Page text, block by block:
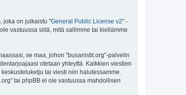
joka on julkaistu "General Public License v2" -
vastuussa siitä, mitä sallimme tai kiellämme
se maa, johon "busanistit.org"-palvelin
otetaan yhteyttä. Kaikkien viestien
tai viesti niin halutessamme.
tai phpBB ei ole vastuussa mahdollisen